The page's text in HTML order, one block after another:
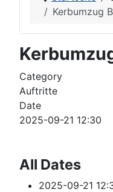
Kerbumzug
Category
Auftritte
Date
2025-09-21 12:30
All Dates
2025-09-21